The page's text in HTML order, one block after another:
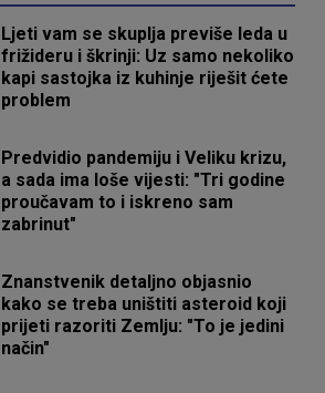
Ljeti vam se skuplja previše leda u
frižideru i škrinji: Uz samo nekoliko
kapi sastojka iz kuhinje riješit ćete
problem
Predvidio pandemiju i Veliku krizu,
a sada ima loše vijesti: "Tri godine
proučavam to i iskreno sam
zabrinut"
Znanstvenik detaljno objasnio
kako se treba uništiti asteroid koji
prijeti razoriti Zemlju: "To je jedini
način"